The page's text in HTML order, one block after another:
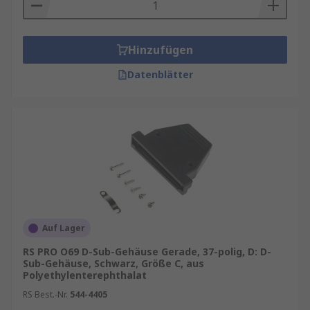
Anwendung und Arten von Sub-D-
Gehäuse
Kabel, an denen der Steckverbinder befestigt ist,
beschädigt werden. Die Gehäuse sind oft
farbcodiert oder beschriftet, damit sie beim
Anschließen an große modulare Platinen leicht
identifiziert werden können. D-Sub-
Steckverbindergehäuse können außerdem
verwendet werden, um die Ausrichtung der
Verbindung zu ändern und die Steckverbinder an
die Anwendung anzupassen, in der sie verwendet
werden sollen. Dies ermöglicht das Herstellen
von Verbindungen in beengten
Hinzufügen
Datenblätter
Auf Lager
RS PRO O69 D-Sub-Gehäuse Gerade, 37-polig, D: D-
Sub-Gehäuse, Schwarz, Größe C, aus
Polyethylenterephthalat
RS Best.-Nr. 544-4405